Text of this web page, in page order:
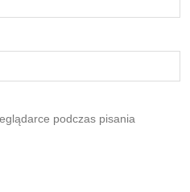
podczas pisania